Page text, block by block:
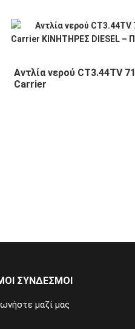
Αντλία νερού CT3.44TV
Carrier
ΣΎΝΔΕΣΜΟΙ
μαζί μας